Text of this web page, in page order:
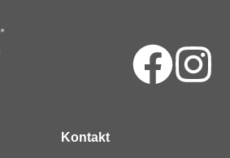
Kontakt